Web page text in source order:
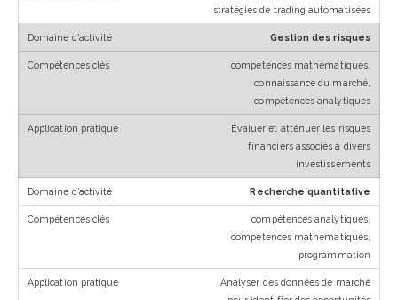
stratégies de trading automatisées
Gestion des risques
compétences mathématiques,
connaissance du marché,
compétences analytiques
Évaluer et atténuer les risques
financiers associés à divers
investissements
Recherche quantitative
compétences analytiques,
compétences mathématiques,
programmation
Analyser des données de marché